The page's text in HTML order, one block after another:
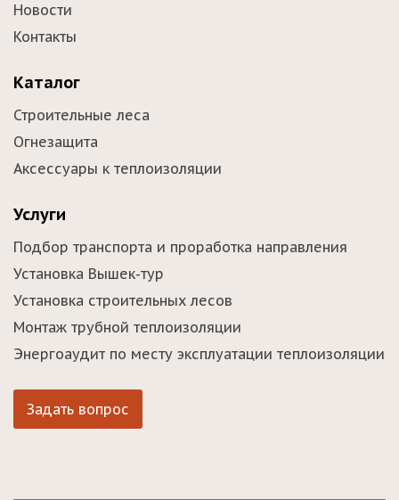
Новости
Контакты
Каталог
Строительные леса
Огнезащита
Аксессуары к теплоизоляции
Услуги
Подбор транспорта и проработка направления
Установка Вышек-тур
Установка строительных лесов
Монтаж трубной теплоизоляции
Энергоаудит по месту эксплуатации теплоизоляции
Задать вопрос